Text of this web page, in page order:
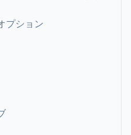
プション